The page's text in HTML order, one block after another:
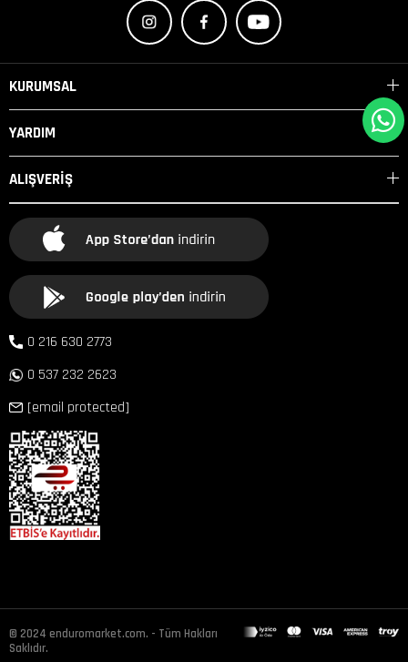
KURUMSAL
YARDIM
ALIŞVERİŞ
0 216 630 2773
0 537 232 2623
[email protected]
© 2024 enduromarket.com. - Tüm Hakları
Saklıdır.